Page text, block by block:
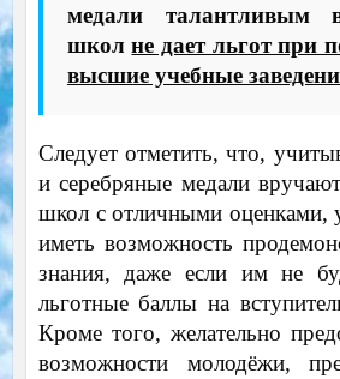
медали талантливым
школне дает льгот при
высшие учебные
Следует отметить, что,
и серебряные медали
школ с отличными оценками,
иметь возможность
знания, даже если им не
льготные баллы на
Кроме того, желательно
возможности молодёжи,